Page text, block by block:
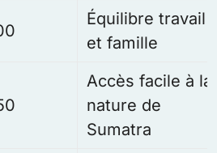
Équilibre travail
et famille
Accès facile à la
nature de
Sumatra